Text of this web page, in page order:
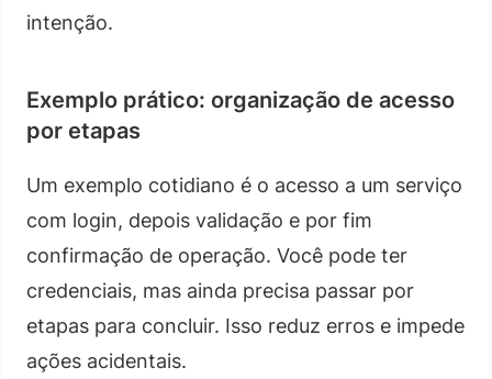
intenção.
Exemplo prático: organização de acesso
por etapas
Um exemplo cotidiano é o acesso a um serviço
com login, depois validação e por fim
confirmação de operação. Você pode ter
credenciais, mas ainda precisa passar por
etapas para concluir. Isso reduz erros e impede
ações acidentais.